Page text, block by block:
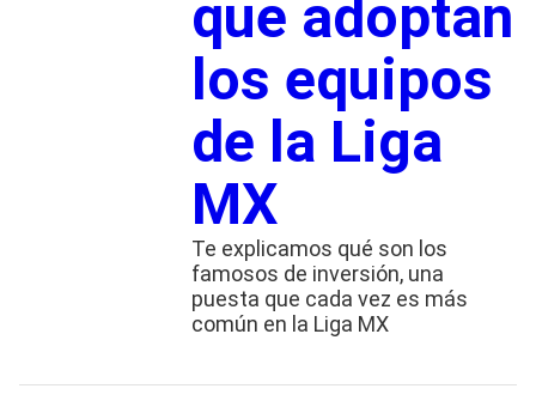
que adoptan
los equipos
de la Liga
MX
Te explicamos qué son los
famosos de inversión, una
puesta que cada vez es más
común en la Liga MX